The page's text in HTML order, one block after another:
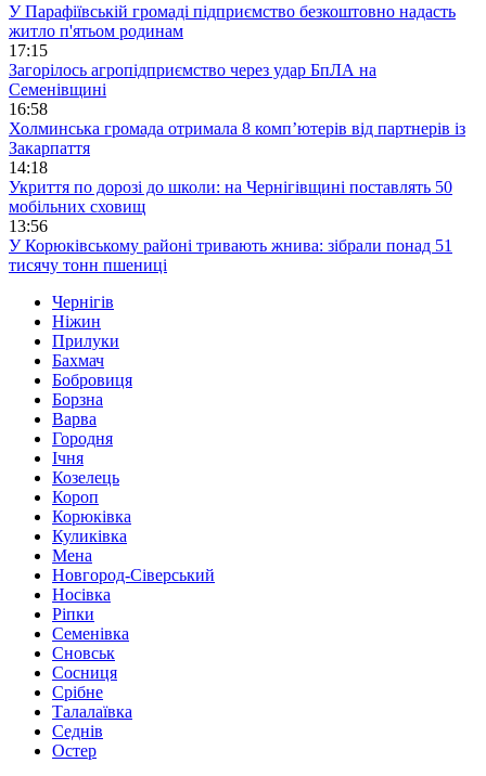
У Парафіївській громаді підприємство безкоштовно надасть
житло п'ятьом родинам
17:15
Загорілось агропідприємство через удар БпЛА на
Семенівщині
16:58
Холминська громада отримала 8 комп’ютерів від партнерів із
Закарпаття
14:18
Укриття по дорозі до школи: на Чернігівщині поставлять 50
мобільних сховищ
13:56
У Корюківському районі тривають жнива: зібрали понад 51
тисячу тонн пшениці
Чернігів
Ніжин
Прилуки
Бахмач
Бобровиця
Борзна
Варва
Городня
Ічня
Козелець
Короп
Корюківка
Куликівка
Мена
Новгород-Сіверський
Носівка
Ріпки
Семенівка
Сновськ
Сосниця
Срібне
Талалаївка
Седнів
Остер